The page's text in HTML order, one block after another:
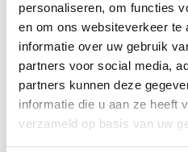
personaliseren, om functies
en om ons websiteverkeer te
informatie over uw gebruik
partners voor social media,
partners kunnen deze
informatie die u aan ze heeft
verzameld op basis van uw
Er is iets
Probeer het later